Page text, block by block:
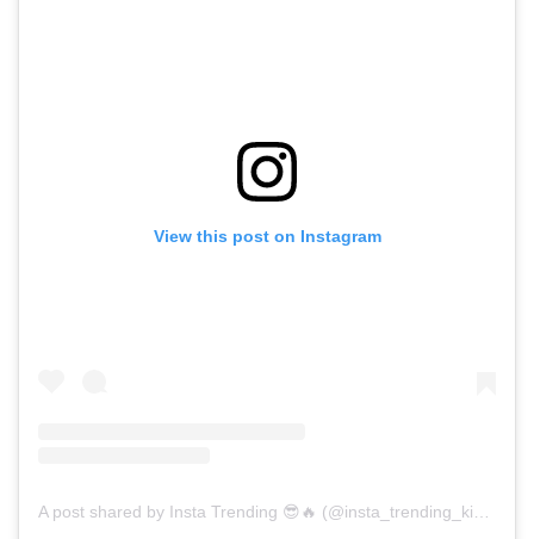
View this post on Instagram